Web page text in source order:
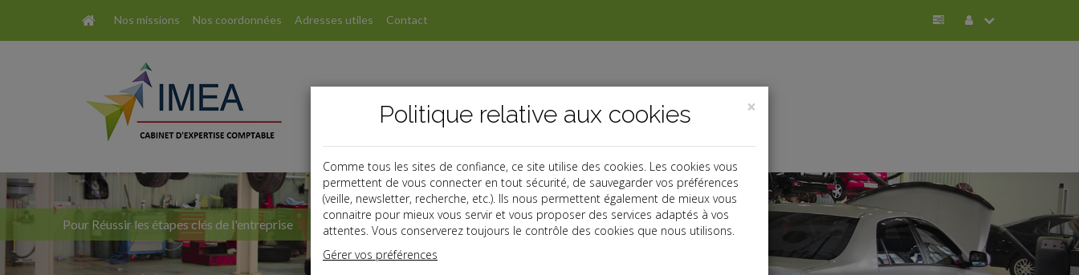
Nos missions Nos coordonnées Adresses utiles Contact
Pour Réussir les étapes clés de l'entreprise
Previous
×
Politique relative aux cookies
Comme tous les sites de confiance, ce site utilise des cookies. Les cookies vous
permettent de vous connecter en tout sécurité, de sauvegarder vos préférences
(veille, newsletter, recherche, etc.). Ils nous permettent également de mieux vous
connaitre pour mieux vous servir et vous proposer des services adaptés à vos
attentes. Vous conserverez toujours le contrôle des cookies que nous utilisons.
Gérer vos préférences